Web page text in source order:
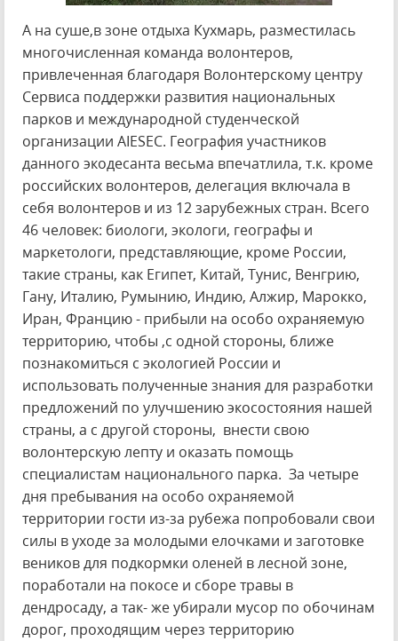
А на суше,в зоне отдыха Кухмарь, разместилась
многочисленная команда волонтеров,
привлеченная благодаря Волонтерскому центру
Сервиса поддержки развития национальных
парков и международной студенческой
организации AIESEC. География участников
данного экодесанта весьма впечатлила, т.к. кроме
российских волонтеров, делегация включала в
себя волонтеров и из 12 зарубежных стран. Всего
46 человек: биологи, экологи, географы и
маркетологи, представляющие, кроме России,
такие страны, как Египет, Китай, Тунис, Венгрию,
Гану, Италию, Румынию, Индию, Алжир, Марокко,
Иран, Францию - прибыли на особо охраняемую
территорию, чтобы ,с одной стороны, ближе
познакомиться с экологией России и
использовать полученные знания для разработки
предложений по улучшению экосостояния нашей
страны, а с другой стороны, внести свою
волонтерскую лепту и оказать помощь
специалистам национального парка. За четыре
дня пребывания на особо охраняемой
территории гости из-за рубежа попробовали свои
силы в уходе за молодыми елочками и заготовке
веников для подкормки оленей в лесной зоне,
поработали на покосе и сборе травы в
дендросаду, а так- же убирали мусор по обочинам
дорог, проходящим через территорию